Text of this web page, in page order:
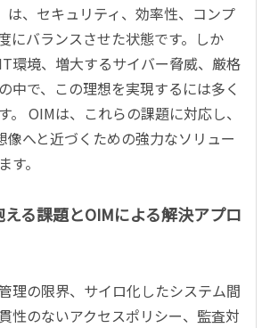
は、セキュリティ、効率性、コンプ
にバランスさせた状態です。しか
環境、増大するサイバー脅威、厳格
中で、この理想を実現するには多く
。 OIMは、これらの課題に対応し、
像へと近づくための強力なソリュー
す。
る課題とOIMによる解決アプロ
理の限界、サイロ化したシステム間
性のないアクセスポリシー、監査対